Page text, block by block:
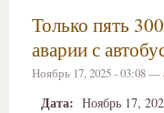
Только пять
аварии с
Ноябрь 17, 2025 - 03:08 —
Дата: Ноябрь 17,